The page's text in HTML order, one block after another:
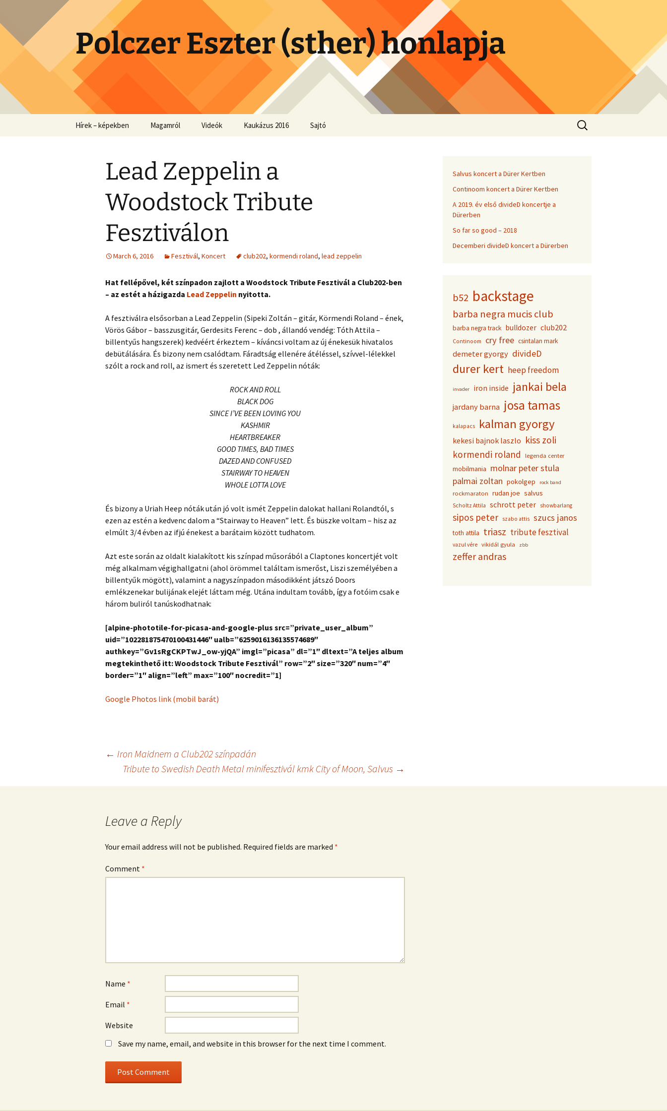
content
Polczer Eszter (sther) honlapja
Hírek – képekben Magamról Videók Kaukázus 2016 Sajtó
Search
for:
Lead Zeppelin a
Woodstock Tribute
Fesztiválon
March 6, 2016 Fesztivál, Koncert club202, kormendi roland, lead zeppelin
Hat fellépővel, két színpadon zajlott a Woodstock Tribute Fesztivál a Club202-ben
– az estét a házigazda Lead Zeppelin nyitotta.
A fesztiválra elsősorban a Lead Zeppelin (Sipeki Zoltán – gitár, Körmendi Roland – ének,
Vörös Gábor – basszusgitár, Gerdesits Ferenc – dob , állandó vendég: Tóth Attila –
billentyűs hangszerek) kedvéért érkeztem – kíváncsi voltam az új énekesük hivatalos
debütálására. És bizony nem csalódtam. Fáradtság ellenére átéléssel, szívvel-lélekkel
szólt a rock and roll, az ismert és szeretett Led Zeppelin nóták:
ROCK AND ROLL
BLACK DOG
SINCE I’VE BEEN LOVING YOU
KASHMIR
HEARTBREAKER
GOOD TIMES, BAD TIMES
DAZED AND CONFUSED
STAIRWAY TO HEAVEN
WHOLE LOTTA LOVE
És bizony a Uriah Heep nóták után jó volt ismét Zeppelin dalokat hallani Rolandtól, s
ezen az estén a kedvenc dalom a “Stairway to Heaven” lett. És büszke voltam – hisz az
elmúlt 3/4 évben az ifjú énekest a barátaim között tudhatom.
Azt este során az oldalt kialakított kis színpad műsorából a Claptones koncertjét volt
még alkalmam végighallgatni (ahol örömmel találtam ismerőst, Liszi személyében a
billentyűk mögött), valamint a nagyszínpadon másodikként játszó Doors
emlékzenekar bulijának elejét láttam még. Utána indultam tovább, így a fotóim csak e
három buliról tanúskodhatnak:
[alpine-phototile-for-picasa-and-google-plus src=”private_user_album”
uid=”102281875470100431446″ ualb=”6259016136135574689″
authkey=”Gv1sRgCKPTwJ_ow-yjQA” imgl=”picasa” dl=”1″ dltext=”A teljes album
megtekinthető itt: Woodstock Tribute Fesztivál” row=”2″ size=”320″ num=”4″
border=”1″ align=”left” max=”100″ nocredit=”1]
Google Photos link (mobil barát)
navigation
← Iron Maidnem a Club202 színpadán
Tribute to Swedish Death Metal minifesztivál kmk City of Moon, Salvus →
Leave a Reply
Your email address will not be published. Required fields are marked *
Comment *
Name *
Email *
Website
Save my name, email, and website in this browser for the next time I comment.
Salvus koncert a Dürer Kertben
Continoom koncert a Dürer Kertben
A 2019. év első divideD koncertje a
Dürerben
So far so good – 2018
Decemberi divideD koncert a Dürerben
b52 backstage
barba negra mucis club
barba negra track bulldozer club202
Continoom cry free csintalan mark
demeter gyorgy divideD
durer kert heep freedom
invader iron inside jankai bela
jardany barna josa tamas
kalapacs kalman gyorgy
kekesi bajnok laszlo kiss zoli
kormendi roland
legenda center
mobilmania molnar peter stula
palmai zoltan pokolgep rock band
rockmaraton rudan joe salvus
Scholtz Attila schrott peter showbarlang
sipos peter szabo attis szucs janos
toth attila triasz tribute fesztival
vazul vére vikidál gyula zbb
zeffer andras